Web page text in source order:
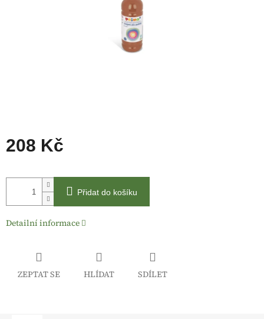
208 Kč
cena:
Přidat do košíku
Detailní informace
ZEPTAT SE HLÍDAT SDÍLET